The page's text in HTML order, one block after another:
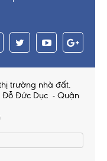
trường nhà đất.
Đỗ Đức Dục - Quận